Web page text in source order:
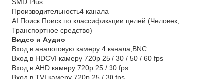
SMD Plus
Производительность4 канала
AI Поиск Поиск по классификации целей (Человек,
Транспортное средство)
Видео и Аудио
Вход в аналоговую камеру 4 канала,BNC
Вход в HDCVI камеру 720p 25 / 30 / 50 / 60 fps
Вход в AHD камеру 720p 25 / 30 fps
Вход в TVI камеру 720p 25 / 30 fps